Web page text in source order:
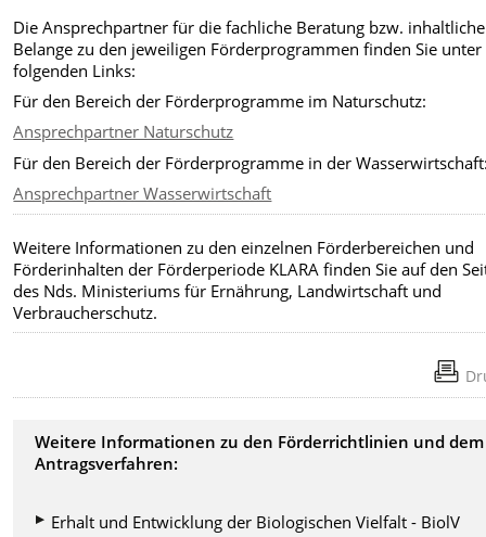
Die Ansprechpartner für die fachliche Beratung bzw. inhaltliche
Belange zu den jeweiligen Förderprogrammen finden Sie unter
folgenden Links:
Für den Bereich der Förderprogramme im Naturschutz:
Ansprechpartner Naturschutz
Für den Bereich der Förderprogramme in der
Ansprechpartner Wasserwirtschaft
Weitere Informationen zu den einzelnen Förderbereichen und
Förderinhalten der Förderperiode KLARA finden Sie auf den
des Nds. Ministeriums für Ernährung, Landwirtschaft und
Verbraucherschutz.
Weitere Informationen zu den Förderrichtlinien und dem
Antragsverfahren:
Erhalt und Entwicklung der Biologischen Vielfalt - BiolV